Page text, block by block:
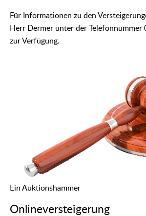
Für Informationen zu den
Herr Dermer unter der Telefonnummer
zur Verfügung.
Ein Auktionshammer
Onlineversteigerung